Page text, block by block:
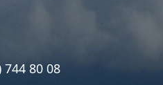
744 80 08